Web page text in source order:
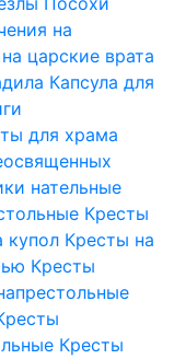
на
царские врата
Капсула для
для храма
нательные
Кресты
купол Кресты на
Кресты
Кресты